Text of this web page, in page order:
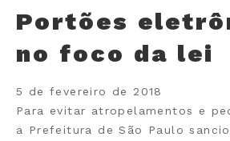
Portões
no foco da lei
5 de fevereiro de 2018
Para evitar atropelamentos e
a Prefeitura de São Paulo